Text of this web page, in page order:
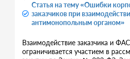
Статья на тему «Ошибки
заказчиков при
антимонопольным органом»
Взаимодействие заказчика и
ограничивается участием в